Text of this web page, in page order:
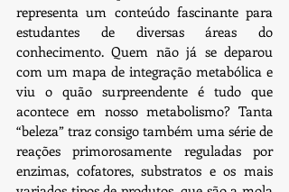
representa um conteúdo fascinante para
estudantes de diversas áreas do
conhecimento. Quem não já se deparou
com um mapa de integração metabólica e
viu o quão surpreendente é tudo que
acontece em nosso metabolismo? Tanta
“beleza” traz consigo também uma série de
reações primorosamente reguladas por
enzimas, cofatores, substratos e os mais